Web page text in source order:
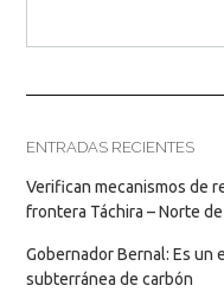
ENTRADAS RECIENTES
Verifican mecanismos de
frontera Táchira – Norte
Gobernador Bernal: Es un
subterránea de carbón